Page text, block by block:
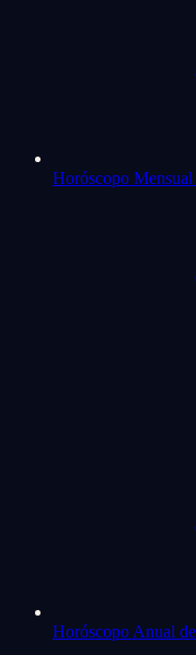
Horóscopo Mensual
Horóscopo Anual